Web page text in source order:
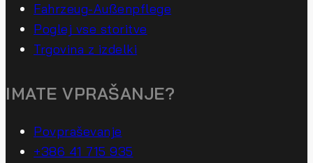
Fahrzeug-Außenpflege
Poglej vse storitve
Trgovina z izdelki
IMATE VPRAŠANJE?
Povpraševanje
+386 41 715 935